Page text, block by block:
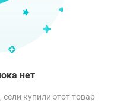
нет
купили этот товар